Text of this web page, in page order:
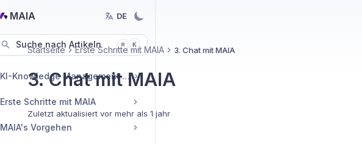
MAIA DE
Suche nach Artikeln ⌘ K
KI-Knowledge Management Guides
Erste Schritte mit MAIA
MAIA's Vorgehen
Startseite Erste Schritte mit MAIA 3. Chat mit MAIA
3. Chat mit MAIA
Zuletzt aktualisiert vor mehr als 1 jahr